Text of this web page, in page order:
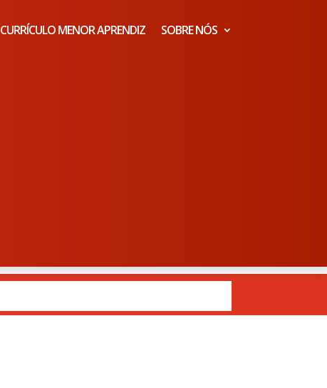
CURRÍCULO MENOR APRENDIZ SOBRE NÓS